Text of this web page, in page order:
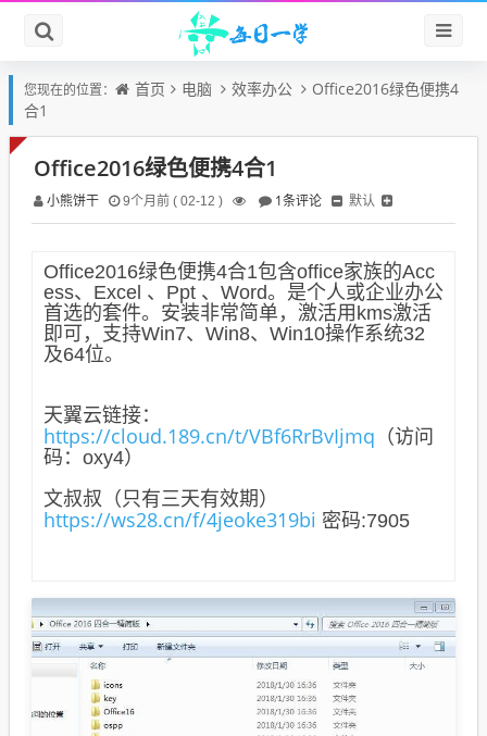
您现在的位置： 首页 电脑 效率办公
Office2016绿色便携4
合1
Office2016绿色便携4合1
小熊饼干 9个月前 ( 02-12 ) 1条评论 默认
Office2016绿色便携4合1包含office家族的Acc
ess、Excel 、Ppt 、Word。是个人或企业办公
首选的套件。安装非常简单，激活用kms激活
即可， 支持Win7、Win8、Win10操作系统32
及64位。
天翼云链接：
https://cloud.189.cn/t/VBf6RrBvIjmq （访问
码：oxy4）
文叔叔（只有三天有效期）
https://ws28.cn/f/4jeoke319bi 密码:7905